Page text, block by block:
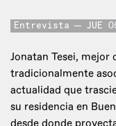
Entrevista JUE
Jonatan Tesei, mejor
tradicionalmente
actualidad que
su residencia en
desde donde